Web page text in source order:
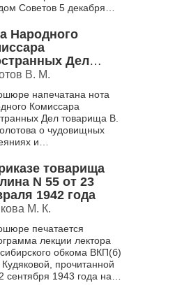
Советов 5 декабря
Народного
Дел
В. М.
В. М.
напечатана нота
Комиссара
Дел товарища В.
о чудовищных
и
в оккупированных
об ответст...
товарища
N 55 от 23
1942 года
М. К.
печатается
лекции лектора
обкома ВКП(б)
прочитанной
сентября 1943 года на